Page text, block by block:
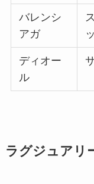
バレンシ
アガ
ディオー
ル
ラグジュアリ